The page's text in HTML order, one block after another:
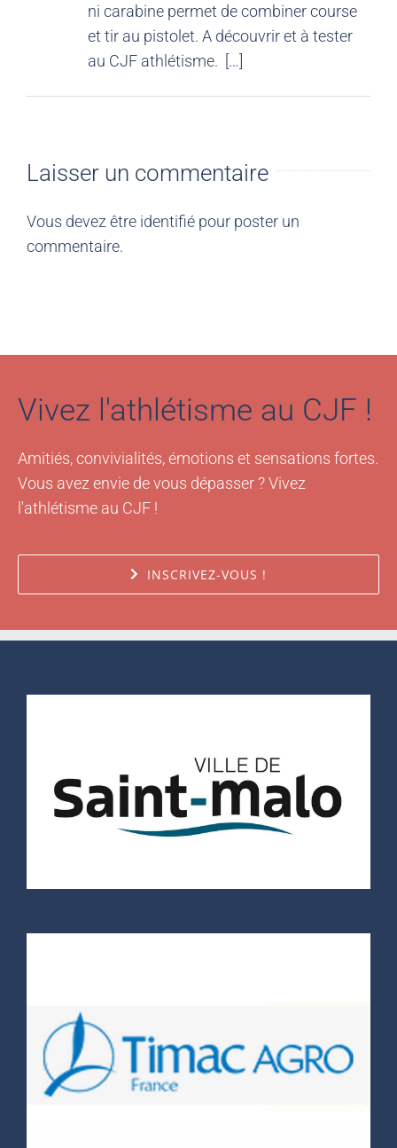
ni carabine permet de combiner course
et tir au pistolet. A découvrir et à tester
au CJF athlétisme. […]
Laisser un commentaire
Vous devez être identifié pour poster un
commentaire.
Vivez l'athlétisme au CJF !
Amitiés, convivialités, émotions et sensations fortes.
Vous avez envie de vous dépasser ? Vivez
l'athlétisme au CJF !
INSCRIVEZ-VOUS !